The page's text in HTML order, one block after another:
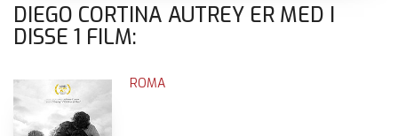
DIEGO CORTINA AUTREY ER MED I
DISSE 1 FILM:
ROMA